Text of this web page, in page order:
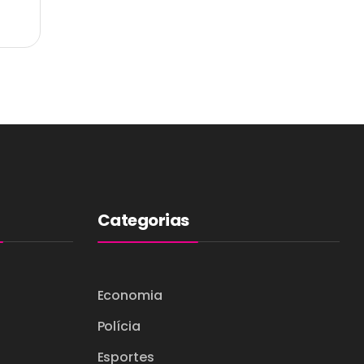
Categorias
Economia
Polícia
Esportes